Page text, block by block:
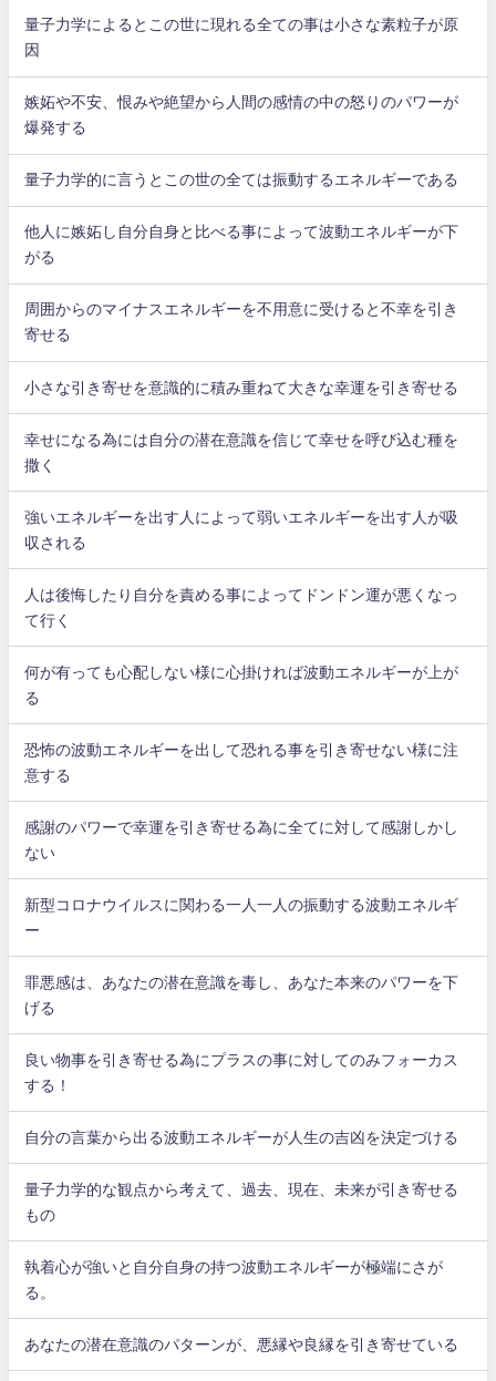
量子力学によるとこの世に現れる全ての事は小さな素粒子が原
因
嫉妬や不安、恨みや絶望から人間の感情の中の怒りのパワーが
爆発する
量子力学的に言うとこの世の全ては振動するエネルギーである
他人に嫉妬し自分自身と比べる事によって波動エネルギーが下
がる
周囲からのマイナスエネルギーを不用意に受けると不幸を引き
寄せる
小さな引き寄せを意識的に積み重ねて大きな幸運を引き寄せる
幸せになる為には自分の潜在意識を信じて幸せを呼び込む種を
撒く
強いエネルギーを出す人によって弱いエネルギーを出す人が吸
収される
人は後悔したり自分を責める事によってドンドン運が悪くなっ
て行く
何が有っても心配しない様に心掛ければ波動エネルギーが上が
る
恐怖の波動エネルギーを出して恐れる事を引き寄せない様に注
意する
感謝のパワーで幸運を引き寄せる為に全てに対して感謝しかし
ない
新型コロナウイルスに関わる一人一人の振動する波動エネルギ
ー
罪悪感は、あなたの潜在意識を毒し、あなた本来のパワーを下
げる
良い物事を引き寄せる為にプラスの事に対してのみフォーカス
する！
自分の言葉から出る波動エネルギーが人生の吉凶を決定づける
量子力学的な観点から考えて、過去、現在、未来が引き寄せる
もの
執着心が強いと自分自身の持つ波動エネルギーが極端にさが
る。
あなたの潜在意識のパターンが、悪縁や良縁を引き寄せている